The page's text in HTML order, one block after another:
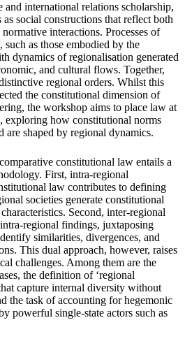
international relations scholarship,
as social constructions that reflect both
interactions. Processes of
as those embodied by the
dynamics of regionalisation generated
and cultural flows. Together,
regional orders. Whilst this
the constitutional dimension of
the workshop aims to place law at
exploring how constitutional norms
are shaped by regional dynamics.
constitutional law entails a
First, intra-regional
law contributes to defining
societies generate constitutional
Second, inter-regional
regional findings, juxtaposing
similarities, divergences, and
This dual approach, however, raises
challenges. Among them are the
the definition of ‘regional
capture internal diversity without
the task of accounting for hegemonic
powerful single-state actors such as